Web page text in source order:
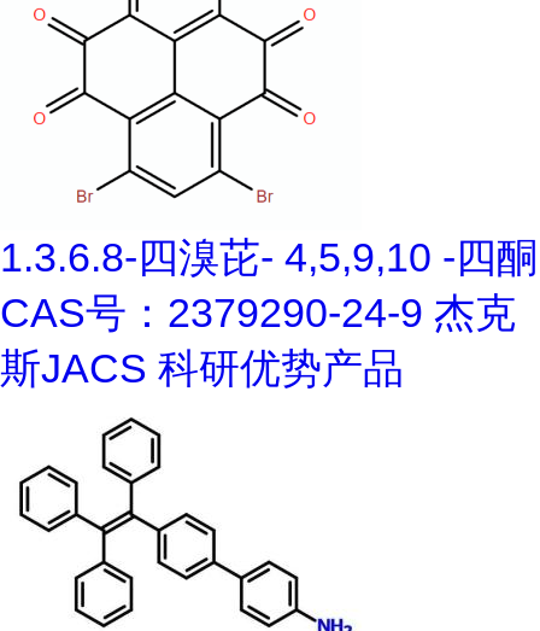
1.3.6.8-四溴芘- 4,5,9,10 -四酮
CAS号：2379290-24-9 杰克
斯JACS 科研优势产品